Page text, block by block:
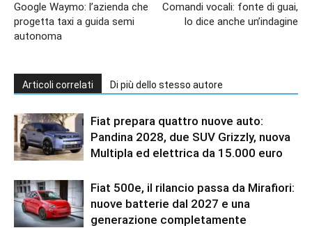
Google Waymo: l’azienda che
progetta taxi a guida semi
autonoma
Comandi vocali: fonte di guai,
lo dice anche un’indagine
Articoli correlati Di più dello stesso autore
Fiat prepara quattro nuove auto:
Pandina 2028, due SUV Grizzly, nuova
Multipla ed elettrica da 15.000 euro
Fiat 500e, il rilancio passa da Mirafiori:
nuove batterie dal 2027 e una
generazione completamente